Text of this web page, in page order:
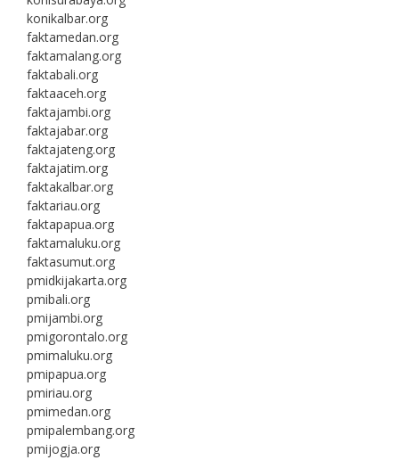
konikalbar.org
faktamedan.org
faktamalang.org
faktabali.org
faktaaceh.org
faktajambi.org
faktajabar.org
faktajateng.org
faktajatim.org
faktakalbar.org
faktariau.org
faktapapua.org
faktamaluku.org
faktasumut.org
pmidkijakarta.org
pmibali.org
pmijambi.org
pmigorontalo.org
pmimaluku.org
pmipapua.org
pmiriau.org
pmimedan.org
pmipalembang.org
pmijogja.org